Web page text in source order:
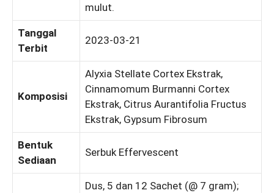
mulut.
Tanggal
Terbit
2023-03-21
Komposisi
Alyxia Stellate Cortex Ekstrak,
Cinnamomum Burmanni Cortex
Ekstrak, Citrus Aurantifolia Fructus
Ekstrak, Gypsum Fibrosum
Bentuk
Sediaan
Serbuk Effervescent
Dus, 5 dan 12 Sachet (@ 7 gram);